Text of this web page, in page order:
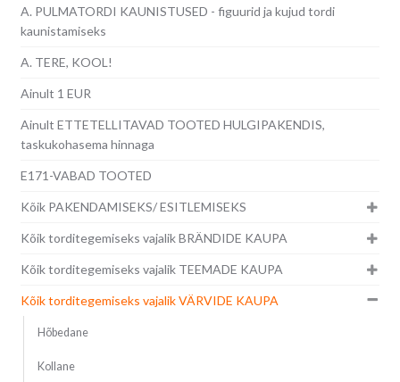
A. PULMATORDI KAUNISTUSED - figuurid ja kujud tordi
kaunistamiseks
A. TERE, KOOL!
Ainult 1 EUR
Ainult ETTETELLITAVAD TOOTED HULGIPAKENDIS,
taskukohasema hinnaga
E171-VABAD TOOTED
Kõik PAKENDAMISEKS/ ESITLEMISEKS
Kõik torditegemiseks vajalik BRÄNDIDE KAUPA
Kõik torditegemiseks vajalik TEEMADE KAUPA
Kõik torditegemiseks vajalik VÄRVIDE KAUPA
Hõbedane
Kollane